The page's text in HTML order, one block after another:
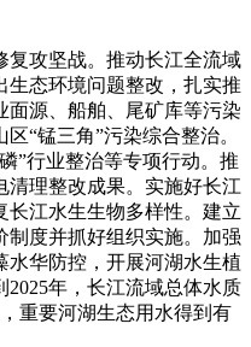
攻坚战。推动长江全流域
生态环境问题整改，扎实推
面源、船舶、尾矿库等污染
“锰三角”污染综合整治。
”行业整治等专项行动。推
清理整改成果。实施好长江
长江水生生物多样性。建立
制度并抓好组织实施。加强
水华防控，开展河湖水生植
年，长江流域总体水质
重要河湖生态用水得到有